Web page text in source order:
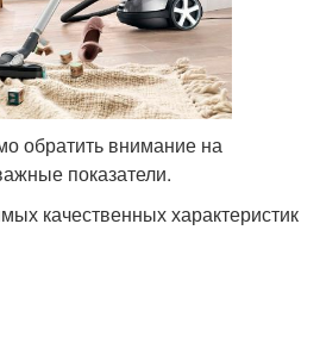
обратить внимание на
показатели.
качественных характеристик